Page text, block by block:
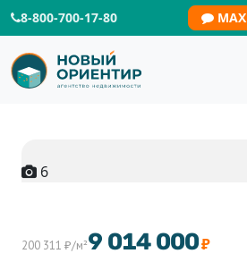
8-800-700-17-80 MAX
6
200 311 ₽/м²9 014 000₽